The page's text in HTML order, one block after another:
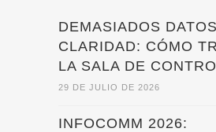
DEMASIADOS
CLARIDAD: CÓMO
LA SALA DE
29 DE JULIO DE 2026
INFOCOMM 2026: